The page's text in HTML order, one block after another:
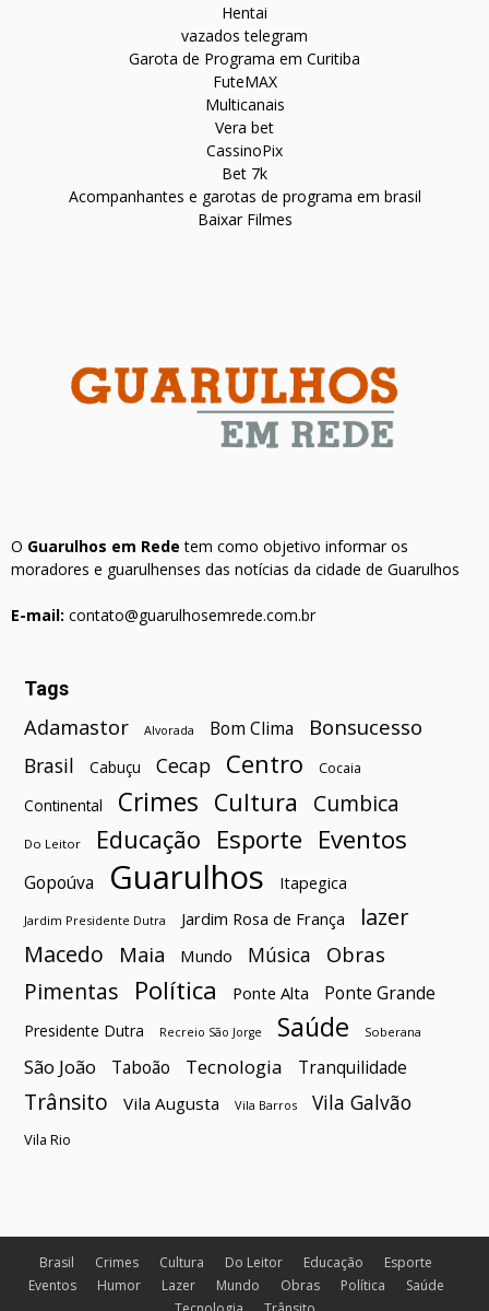
Hentai
vazados telegram
Garota de Programa em Curitiba
FuteMAX
Multicanais
Vera bet
CassinoPix
Bet 7k
Acompanhantes e garotas de programa em brasil
Baixar Filmes
O Guarulhos em Rede tem como objetivo informar os
moradores e guarulhenses das notícias da cidade de Guarulhos
E-mail: contato@guarulhosemrede.com.br
Tags
Adamastor Alvorada Bom Clima Bonsucesso
Brasil Cabuçu Cecap Centro Cocaia
Continental Crimes Cultura Cumbica
Do Leitor Educação Esporte Eventos
Gopoúva Guarulhos Itapegica
Jardim Presidente Dutra Jardim Rosa de França
lazer
Macedo
Maia Mundo Música Obras
Pimentas Política Ponte Alta Ponte Grande
Presidente Dutra Recreio São Jorge Saúde Soberana
São João Taboão Tecnologia Tranquilidade
Trânsito Vila Augusta Vila Barros Vila Galvão
Vila Rio
Brasil Crimes Cultura Do Leitor Educação
Esporte
Eventos
Humor Lazer Mundo Obras Política
Saúde